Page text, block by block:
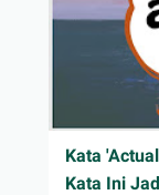
Kata
Kata Ini